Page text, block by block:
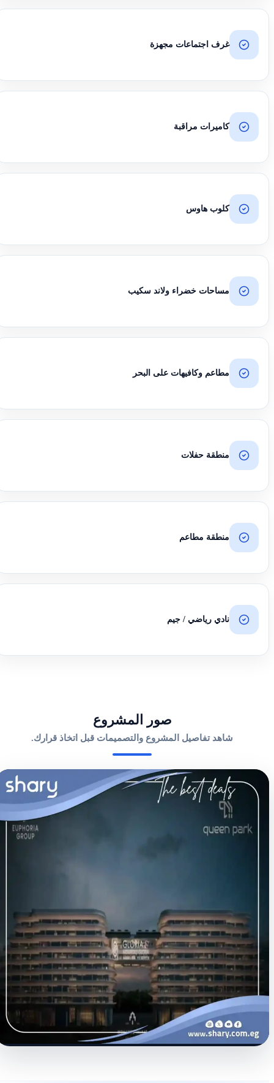
غرف اجتماعات مجهزة
كاميرات مراقبة
كلوب هاوس
مساحات خضراء ولاند سكيب
مطاعم وكافيهات على البحر
منطقة حفلات
منطقة مطاعم
نادي رياضي / جيم
صور المشروع
شاهد تفاصيل المشروع والتصميمات قبل اتخاذ قرارك.